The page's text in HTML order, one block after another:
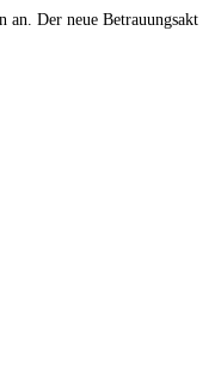
an. Der neue Betrau­ungs­akt